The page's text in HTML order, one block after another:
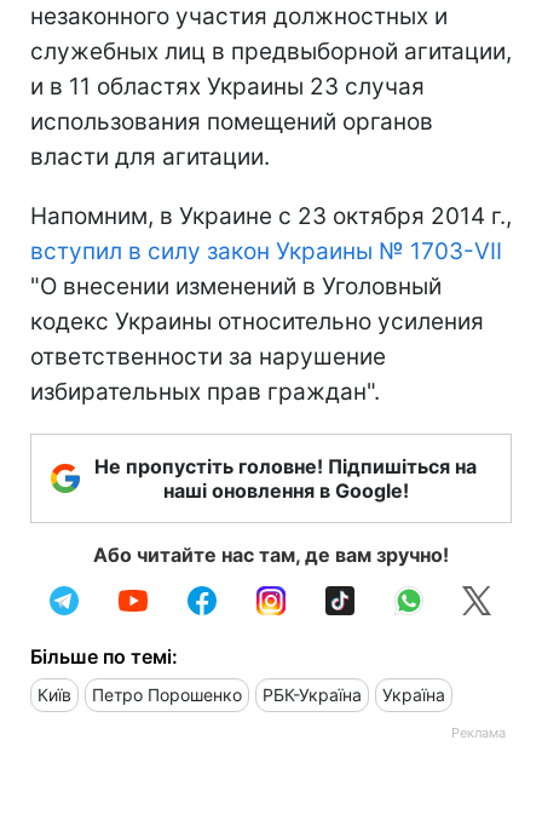
незаконного участия должностных и
служебных лиц в предвыборной агитации,
и в 11 областях Украины 23 случая
использования помещений органов
власти для агитации.
Напомним, в Украине с 23 октября 2014 г.,
вступил в силу закон Украины № 1703-VII
"О внесении изменений в Уголовный
кодекс Украины относительно усиления
ответственности за нарушение
избирательных прав граждан".
Не пропустіть головне! Підпишіться на
наші оновлення в Google!
Або читайте нас там, де вам зручно!
Більше по темі:
Київ Петро Порошенко РБК-Україна Україна